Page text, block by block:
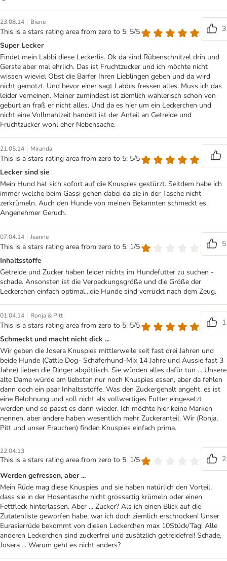
23.08.14 | Biene
This is a stars rating area from zero to 5: 5/5
3
Super Lecker
Findet mein Labbi diese Leckerlis. Ok da sind Rübenschnitzel drin und
Gerste aber mal ehrlich. Das ist Fruchtzucker und ich möchte nicht
wissen wieviel Obst die Barfer Ihren Lieblingen geben und da wird
nicht gemotzt. Und bevor einer sagt Labbis fressen alles. Muss ich das
leider verneinen. Meiner zumindest ist ziemlich wählerisch schon von
geburt an fraß er nicht alles. Und da es hier um ein Leckerchen und
nicht eine Vollmahlzeit handelt ist der Anteil an Getreide und
Fruchtzucker wohl eher Nebensache.
21.05.14 | Miranda
This is a stars rating area from zero to 5: 5/5
Lecker sind sie
Mein Hund hat sich sofort auf die Knuspies gestürzt. Seitdem habe ich
immer welche beim Gassi gehen dabei da sie in der Tasche nicht
zerkrümeln. Auch den Hunde von meinen Bekannten schmeckt es.
Angenehmer Geruch.
07.04.14 | Jeanne
This is a stars rating area from zero to 5: 1/5
5
Inhaltsstoffe
Getreide und Zucker haben leider nichts im Hundefutter zu suchen -
schade. Ansonsten ist die Verpackungsgröße und die Größe der
Leckerchen einfach optimal...die Hunde sind verrückt nach dem Zeug.
01.04.14 | Ronja & Pitt
This is a stars rating area from zero to 5: 5/5
1
Schmeckt und macht nicht dick ...
Wir geben die Josera Knuspies mittlerweile seit fast drei Jahren und
beide Hunde (Cattle Dog- Schäferhund-Mix 14 Jahre und Aussie fast 3
Jahre) lieben die Dinger abgöttisch. Sie würden alles dafür tun ... Unsere
alte Dame würde am liebsten nur noch Knuspies essen, aber da fehlen
dann doch ein paar Inhaltsstoffe. Was den Zuckergehalt angeht, es ist
eine Belohnung und soll nicht als vollwertiges Futter eingesetzt
werden und so passt es dann wieder. Ich möchte hier keine Marken
nennen, aber andere haben wesentlich mehr Zuckeranteil. Wir (Ronja,
Pitt und unser Frauchen) finden Knuspies einfach prima.
22.04.13
This is a stars rating area from zero to 5: 1/5
2
Werden gefressen, aber ...
Mein Rüde mag diese Knuspies und sie haben natürlich den Vorteil,
dass sie in der Hosentasche nicht grossartig krümeln oder einen
Fettfleck hinterlassen. Aber ... Zucker? Als ich einen Blick auf die
Zutatenliste geworfen habe, war ich doch ziemlich erschrocken! Unser
Eurasierrüde bekommt von diesen Leckerchen max 10Stück/Tag! Alle
anderen Leckerchen sind zuckerfrei und zusätzlich getreidefrei! Schade,
Josera ... Warum geht es nicht anders?